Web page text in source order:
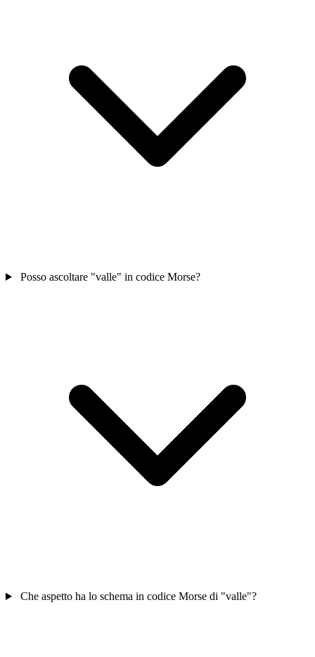
Posso ascoltare "valle" in codice Morse?
Che aspetto ha lo schema in codice Morse di "valle"?